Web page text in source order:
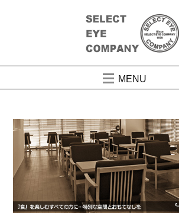
MENU